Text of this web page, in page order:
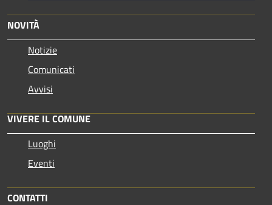
NOVITÀ
Notizie
Comunicati
Avvisi
VIVERE IL COMUNE
Luoghi
Eventi
CONTATTI